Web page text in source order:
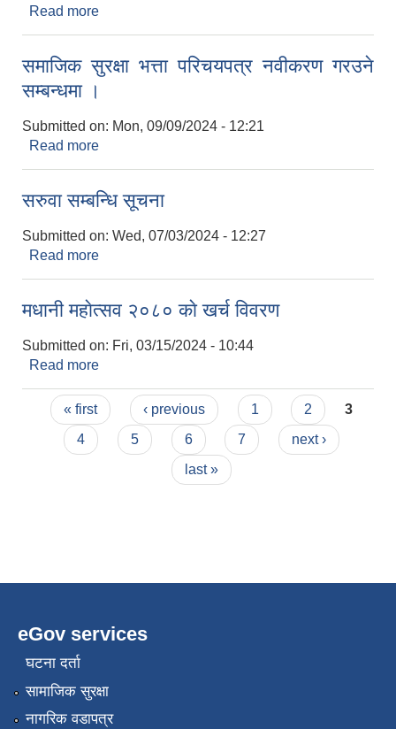
Read more
समाजिक सुरक्षा भत्ता परिचयपत्र नवीकरण गरउने
सम्बन्धमा ।
Submitted on: Mon, 09/09/2024 - 12:21
Read more
सरुवा सम्बन्धि सूचना
Submitted on: Wed, 07/03/2024 - 12:27
Read more
मधानी महाेत्सव २०८० काे खर्च विवरण
Submitted on: Fri, 03/15/2024 - 10:44
Read more
Pages
« first ‹ previous 1 2
3
4
5 6 7
next ›
last »
eGov services
घटना दर्ता
सामाजिक सुरक्षा
नागरिक वडापत्र